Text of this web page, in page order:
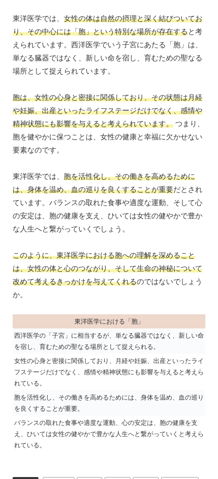
東洋医学では、 女性の体は自然の摂理と深く結びついてお
り、その中心には「胞」という特別な場所が存在すると考
えられています。西洋医学でいう子宮にあたる「胞」は、
単なる臓器ではなく、新しい命を宿し、育むための聖なる
場所として捉えられています。
胞は、女性の心身と密接に関係しており、その状態は月経
や妊娠、出産といったライフステージだけでなく、感情や
精神状態にも影響を与えると考えられています。 つまり、
胞を健やかに保つことは、女性の健康と幸福に欠かせない
要素なのです。
東洋医学では、 胞を活性化し、その働きを高めるために
は、身体を温め、血の巡りを良くすることが重要だとされ
ています。バランスの取れた食事や適度な運動、そして心
の安定は、胞の健康を支え、ひいては女性の健やかで豊か
な人生へと繋がっていくでしょう。
このように、東洋医学における胞への理解を深めること
は、女性の体と心のつながり、そして生命の神秘について
改めて考えるきっかけを与えてくれるのではないでしょう
か。
東洋医学における「胞」
西洋医学の「子宮」に相当するが、単なる臓器ではなく、新しい命
を宿し、育むための聖なる場所として捉えられる。
女性の心身と密接に関係しており、月経や妊娠、出産といったライ
フステージだけでなく、感情や精神状態にも影響を与えると考えら
れている。
胞を活性化し、その働きを高めるためには、身体を温め、血の巡り
を良くすることが重要。
バランスの取れた食事や適度な運動、心の安定は、胞の健康を支
え、ひいては女性の健やかで豊かな人生へと繋がっていくと考えら
れている。